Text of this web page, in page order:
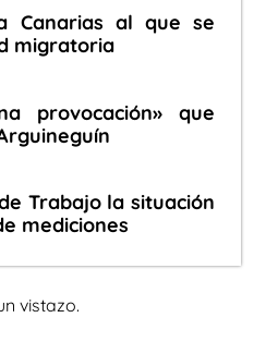
Canarias al que se
migratoria
provocación» que
Trabajo la situación
mediciones
vistazo.